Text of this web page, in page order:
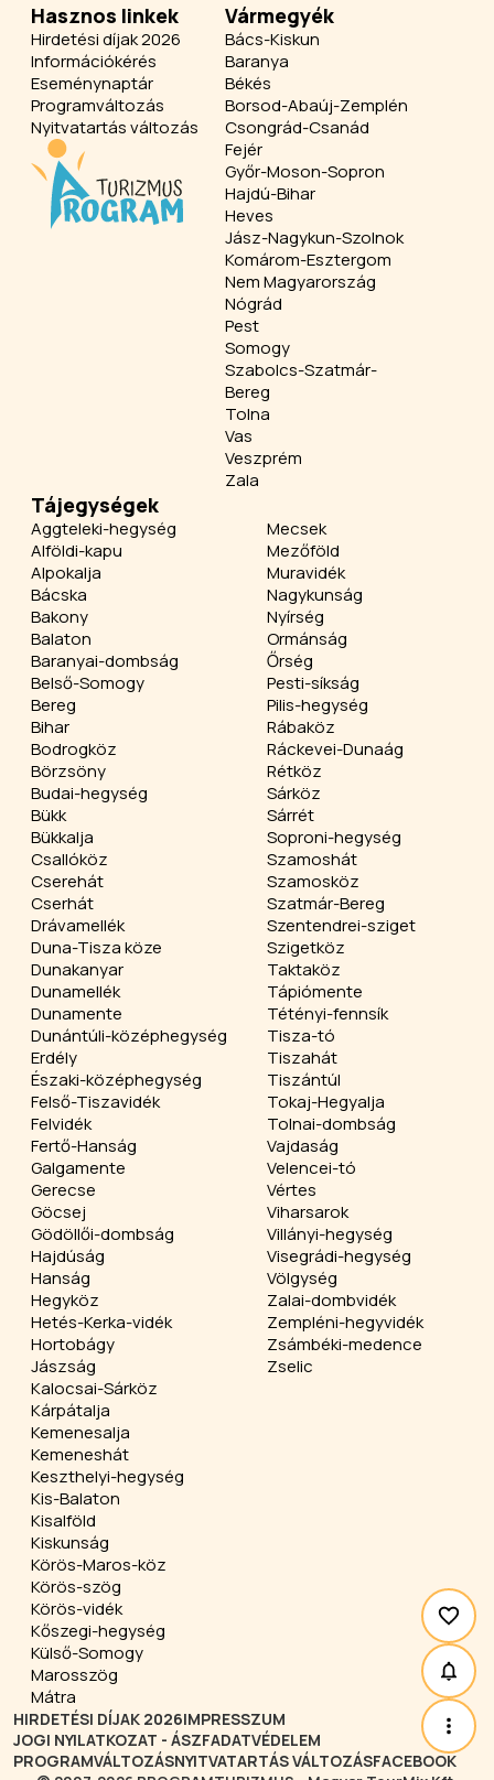
Hasznos linkek
Hirdetési díjak 2026
Információkérés
Eseménynaptár
Programváltozás
Nyitvatartás változás
Vármegyék
Bács-Kiskun
Baranya
Békés
Borsod-Abaúj-Zemplén
Csongrád-Csanád
Fejér
Győr-Moson-Sopron
Hajdú-Bihar
Heves
Jász-Nagykun-Szolnok
Komárom-Esztergom
Nem Magyarország
Nógrád
Pest
Somogy
Szabolcs-Szatmár-
Bereg
Tolna
Vas
Veszprém
Zala
Tájegységek
Aggteleki-hegység
Alföldi-kapu
Alpokalja
Bácska
Bakony
Balaton
Baranyai-dombság
Belső-Somogy
Bereg
Bihar
Bodrogköz
Börzsöny
Budai-hegység
Bükk
Bükkalja
Csallóköz
Cserehát
Cserhát
Drávamellék
Duna-Tisza köze
Dunakanyar
Dunamellék
Dunamente
Dunántúli-középhegység
Erdély
Északi-középhegység
Felső-Tiszavidék
Felvidék
Fertő-Hanság
Galgamente
Gerecse
Göcsej
Gödöllői-dombság
Hajdúság
Hanság
Hegyköz
Hetés-Kerka-vidék
Hortobágy
Jászság
Kalocsai-Sárköz
Kárpátalja
Kemenesalja
Kemeneshát
Keszthelyi-hegység
Kis-Balaton
Kisalföld
Kiskunság
Körös-Maros-köz
Körös-szög
Körös-vidék
Kőszegi-hegység
Külső-Somogy
Marosszög
Mátra
Mecsek
Mezőföld
Muravidék
Nagykunság
Nyírség
Ormánság
Őrség
Pesti-síkság
Pilis-hegység
Rábaköz
Ráckevei-Dunaág
Rétköz
Sárköz
Sárrét
Soproni-hegység
Szamoshát
Szamosköz
Szatmár-Bereg
Szentendrei-sziget
Szigetköz
Taktaköz
Tápiómente
Tétényi-fennsík
Tisza-tó
Tiszahát
Tiszántúl
Tokaj-Hegyalja
Tolnai-dombság
Vajdaság
Velencei-tó
Vértes
Viharsarok
Villányi-hegység
Visegrádi-hegység
Völgység
Zalai-dombvidék
Zempléni-hegyvidék
Zsámbéki-medence
Zselic
HIRDETÉSI DÍJAK 2026IMPRESSZUM
JOGI NYILATKOZAT - ÁSZFADATVÉDELEM
PROGRAMVÁLTOZÁSNYITVATARTÁS VÁLTOZÁSFACEBOOK